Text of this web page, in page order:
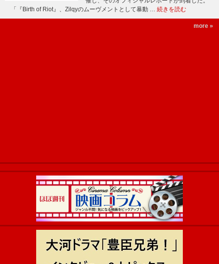
「『Birth of Riot』、Zilqyのムーヴメントとして暴動 … 続きを読む
more »